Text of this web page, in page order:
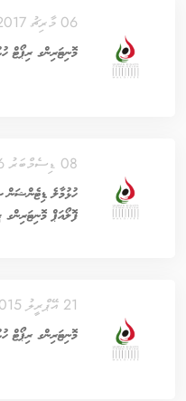
06 މާރިޗު 2017
މޮނިޓަރިންގ ރިޕޯޓް
08 ޑިސެމްބަރު 2016
ފޮލޯއަޕް މޮނިޓަރިންގ
21 އޭޕްރީލު 2015
މޮނިޓަރިންގ ރިޕޯޓް